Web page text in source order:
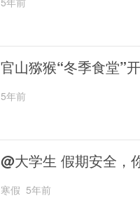
官山猕猴“冬季食堂”
5年前
@大学生 假期安全，
寒假 5年前